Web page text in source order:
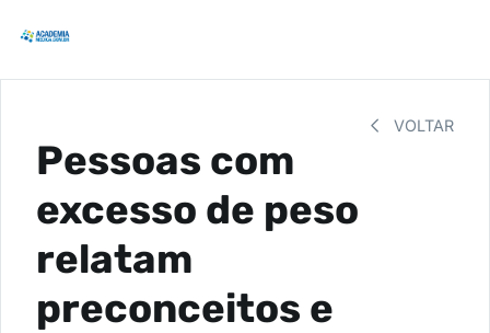
VOLTAR
Pessoas com
excesso de peso
relatam
preconceitos e